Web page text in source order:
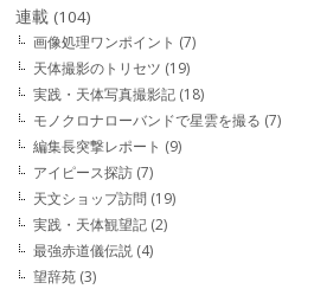
連載 (104)
画像処理ワンポイント (7)
天体撮影のトリセツ (19)
実践・天体写真撮影記 (18)
モノクロナローバンドで星雲を撮る (7)
編集長突撃レポート (9)
アイピース探訪 (7)
天文ショップ訪問 (19)
実践・天体観望記 (2)
最強赤道儀伝説 (4)
望辞苑 (3)